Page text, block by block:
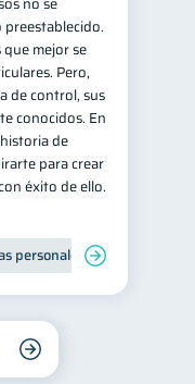
mejor se
Pero,
de control, sus
conocidos. En
de
para crear
éxito de ello.
personales